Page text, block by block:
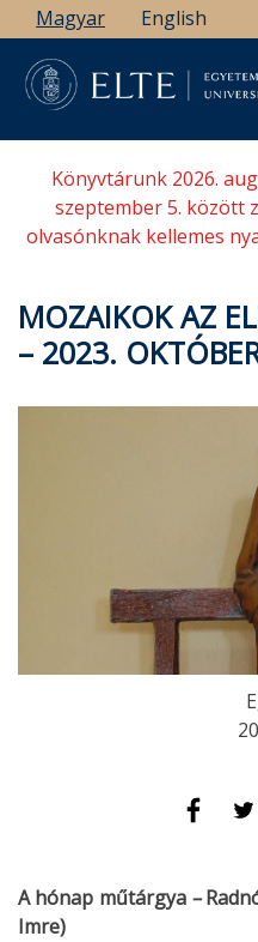
Ugrás
a
tartalomra
Magyar English
Könyvtárunk 2026.
szeptember 5. között
olvasónknak kellemes
MOZAIKOK AZ
– 2023.
A hónap műtárgya –
Imre)